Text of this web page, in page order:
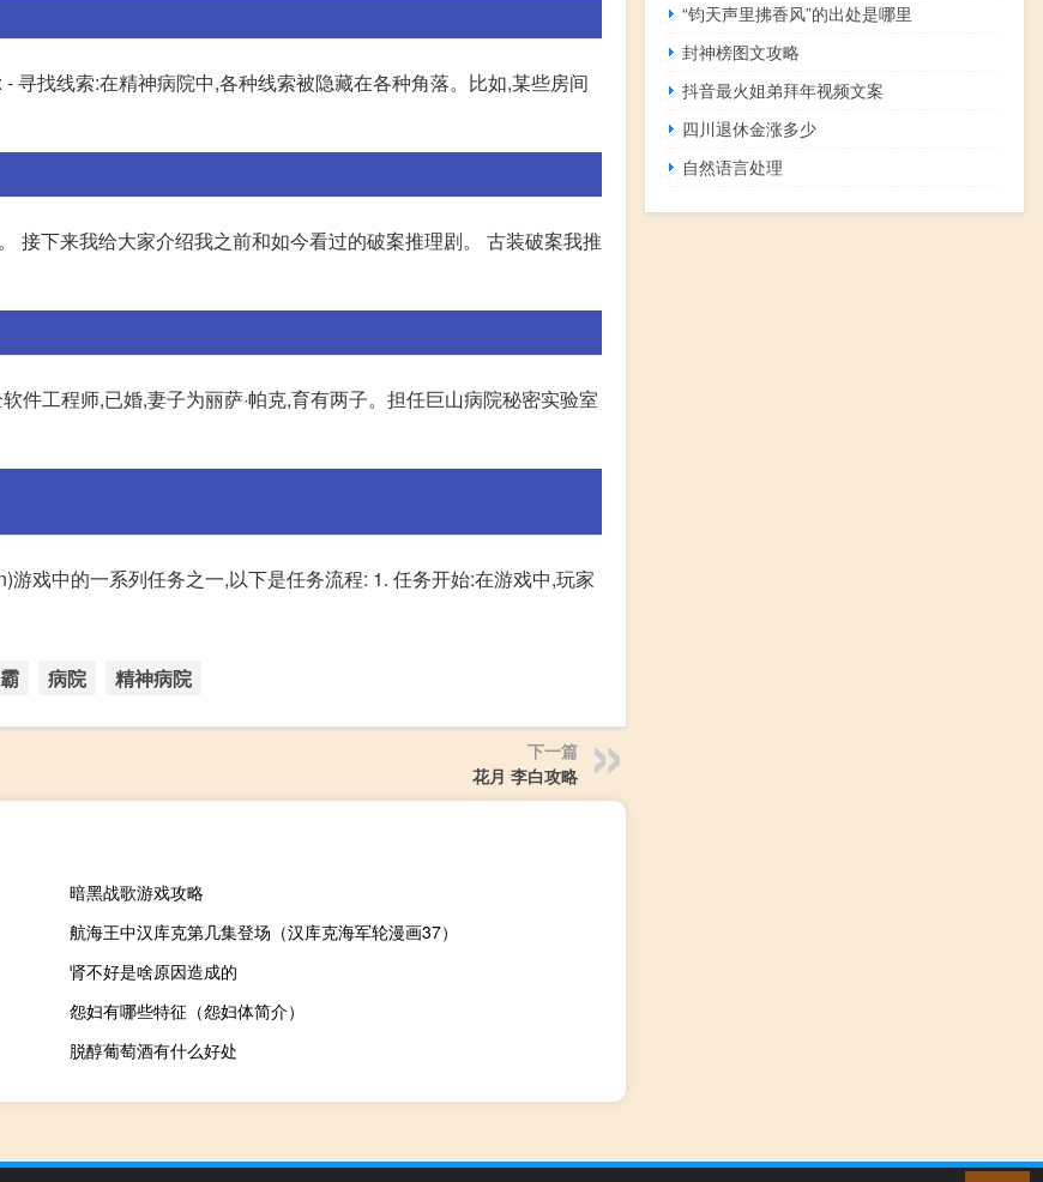
寻找线索:在精神病院中,各种线索被隐藏在各种角落。比如,某些房间
接下来我给大家介绍我之前和如今看过的破案推理剧。 古装破案我推
件工程师,已婚,妻子为丽萨·帕克,育有两子。担任巨山病院秘密实验室
戏中的一系列任务之一,以下是任务流程: 1. 任务开始:在游戏中,玩家
病院 精神病院
下一篇
花月 李白攻略
暗黑战歌游戏攻略
航海王中汉库克第几集登场（汉库克海军轮漫画37）
肾不好是啥原因造成的
怨妇有哪些特征（怨妇体简介）
脱醇葡萄酒有什么好处
“钧天声里拂香风”的出处是哪里
封神榜图文攻略
抖音最火姐弟拜年视频文案
四川退休金涨多少
自然语言处理